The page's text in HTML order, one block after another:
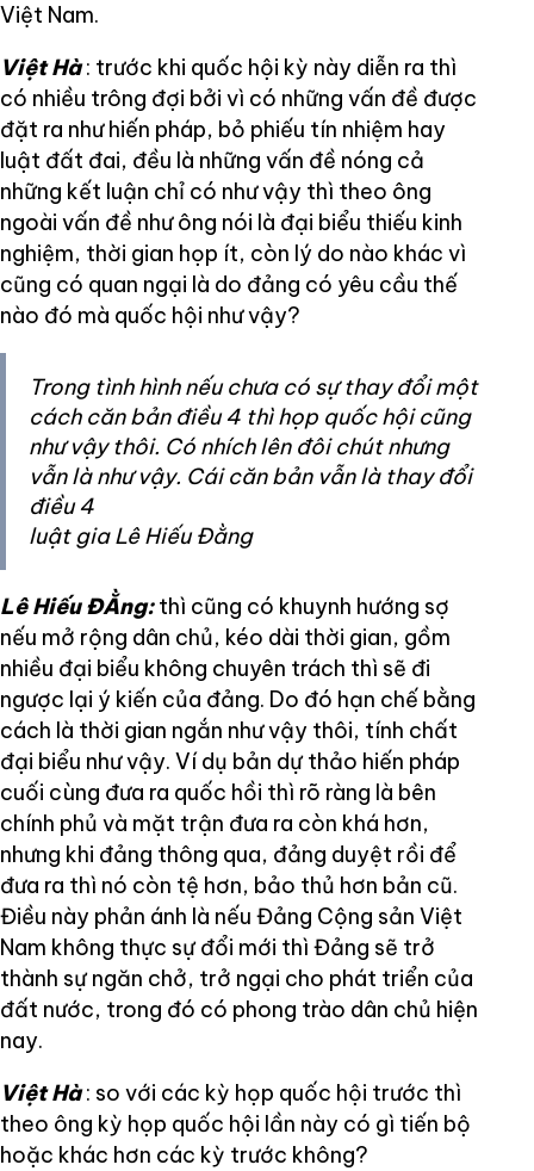
Việt Nam.
Việt Hà : trước khi quốc hội kỳ này diễn ra thì
có nhiều trông đợi bởi vì có những vấn đề được
đặt ra như hiến pháp, bỏ phiếu tín nhiệm hay
luật đất đai, đều là những vấn đề nóng cả
những kết luận chỉ có như vậy thì theo ông
ngoài vấn đề như ông nói là đại biểu thiếu kinh
nghiệm, thời gian họp ít, còn lý do nào khác vì
cũng có quan ngại là do đảng có yêu cầu thế
nào đó mà quốc hội như vậy?
Trong tình hình nếu chưa có sự thay đổi một
cách căn bản điều 4 thì họp quốc hội cũng
như vậy thôi. Có nhích lên đôi chút nhưng
vẫn là như vậy. Cái căn bản vẫn là thay đổi
điều 4
luật gia Lê Hiếu Đằng
Lê Hiếu ĐẰng: thì cũng có khuynh hướng sợ
nếu mở rộng dân chủ, kéo dài thời gian, gồm
nhiều đại biểu không chuyên trách thì sẽ đi
ngược lại ý kiến của đảng. Do đó hạn chế bằng
cách là thời gian ngắn như vậy thôi, tính chất
đại biểu như vậy. Ví dụ bản dự thảo hiến pháp
cuối cùng đưa ra quốc hồi thì rõ ràng là bên
chính phủ và mặt trận đưa ra còn khá hơn,
nhưng khi đảng thông qua, đảng duyệt rồi để
đưa ra thì nó còn tệ hơn, bảo thủ hơn bản cũ.
Điều này phản ánh là nếu Đảng Cộng sản Việt
Nam không thực sự đổi mới thì Đảng sẽ trở
thành sự ngăn chở, trở ngại cho phát triển của
đất nước, trong đó có phong trào dân chủ hiện
nay.
Việt Hà : so với các kỳ họp quốc hội trước thì
theo ông kỳ họp quốc hội lần này có gì tiến bộ
hoặc khác hơn các kỳ trước không?